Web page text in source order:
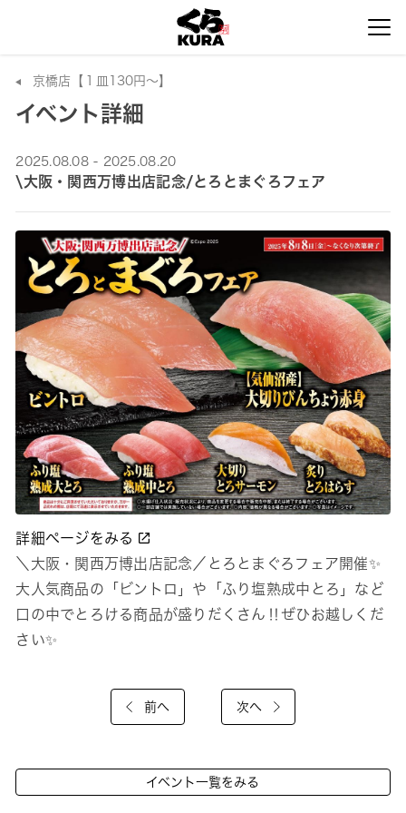
京橋店【１皿130円～】
イベント詳細
2025.08.08 - 2025.08.20
\大阪・関西万博出店記念/とろとまぐろフェア
詳細ページをみる
＼大阪・関西万博出店記念／とろとまぐろフェア開催✨
大人気商品の「ビントロ」や「ふり塩熟成中とろ」など
口の中でとろける商品が盛りだくさん‼ぜひお越しくだ
さい✨
前へ 次へ
イベント一覧をみる